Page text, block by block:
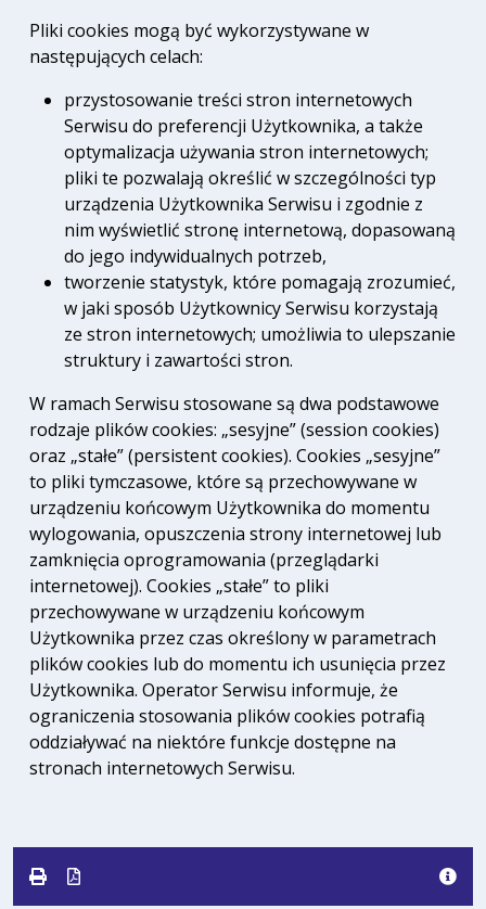
Pliki cookies mogą być wykorzystywane w
następujących celach:
przystosowanie treści stron internetowych
Serwisu do preferencji Użytkownika, a także
optymalizacja używania stron internetowych;
pliki te pozwalają określić w szczególności typ
urządzenia Użytkownika Serwisu i zgodnie z
nim wyświetlić stronę internetową, dopasowaną
do jego indywidualnych potrzeb,
tworzenie statystyk, które pomagają zrozumieć,
w jaki sposób Użytkownicy Serwisu korzystają
ze stron internetowych; umożliwia to ulepszanie
struktury i zawartości stron.
W ramach Serwisu stosowane są dwa podstawowe
rodzaje plików cookies: „sesyjne” (session cookies)
oraz „stałe” (persistent cookies). Cookies „sesyjne”
to pliki tymczasowe, które są przechowywane w
urządzeniu końcowym Użytkownika do momentu
wylogowania, opuszczenia strony internetowej lub
zamknięcia oprogramowania (przeglądarki
internetowej). Cookies „stałe” to pliki
przechowywane w urządzeniu końcowym
Użytkownika przez czas określony w parametrach
plików cookies lub do momentu ich usunięcia przez
Użytkownika. Operator Serwisu informuje, że
ograniczenia stosowania plików cookies potrafią
oddziaływać na niektóre funkcje dostępne na
stronach internetowych Serwisu.